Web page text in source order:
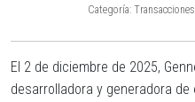
Categoría: Transacciones
El 2 de diciembre de 2025,
desarrolladora y generadora